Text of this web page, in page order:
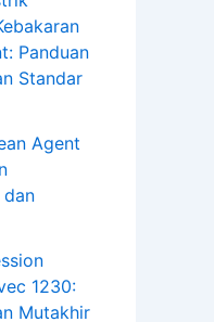
Panduan
Standar
Agent
dan
1230:
Mutakhir